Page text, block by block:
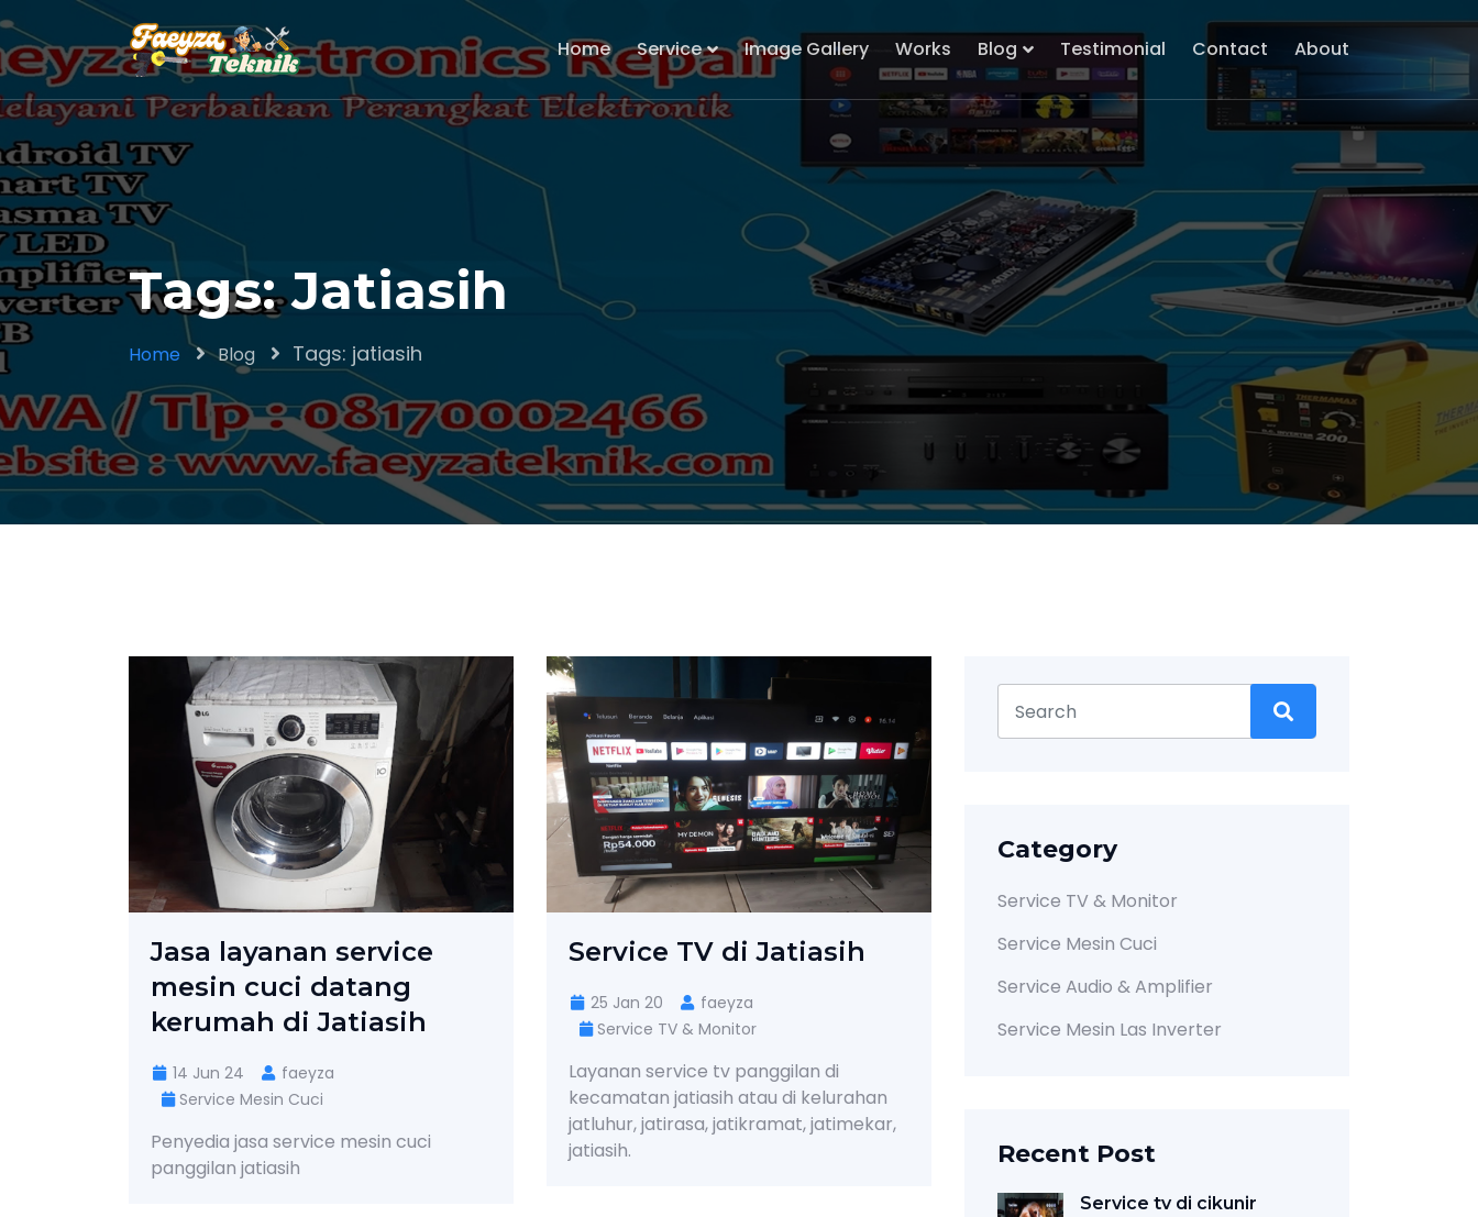
Home Service Image Gallery Works Blog Testimonial Contact About
Tags: Jatiasih
Home Blog Tags: jatiasih
Jasa layanan service
mesin cuci datang
kerumah di Jatiasih
14 Jun 24
faeyza
Service Mesin Cuci
Penyedia jasa service mesin cuci
panggilan jatiasih
Service TV di Jatiasih
25 Jan 20
faeyza
Service TV & Monitor
Layanan service tv panggilan di
kecamatan jatiasih atau di kelurahan
jatluhur, jatirasa, jatikramat, jatimekar,
jatiasih.
Category
Service TV & Monitor
Service Mesin Cuci
Service Audio & Amplifier
Service Mesin Las Inverter
Recent Post
Service tv di cikunir